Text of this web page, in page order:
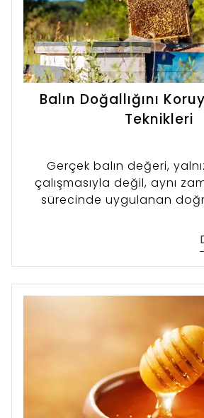
Balın Doğallığını
Teknikleri
Gerçek balın değeri,
çalışmasıyla değil, aynı
sürecinde uygulanan
besin değerlerinin
sofralara en saf haliyle
üretimde her aşamanın
gerekir. Arıvital olarak,
sunduğu bu eşsiz lezzeti
geleneksel yöntemlerle
güvenliği standartlarını
getiriyoruz. Peki balın
üretim teknikleri